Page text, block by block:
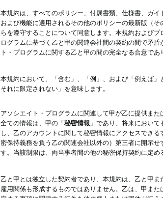
本規約は、すべてのポリシー、付属書類、仕様書、ガ
および機能に適用されるその他のポリシーの最新版（
らを遵守することについて同意します。本規約および
ログラムに基づく乙と甲の関連会社間の契約の間で矛
ト・プログラムに関する乙と甲の間の完全なる合意で
本規約において、「含む」、「例」、および「例えば
それに限定されない」を意味します。
アソシエイト・プログラムに関連して甲が乙に提供ま
全ての情報は、甲の「秘密情報 」であり、将来におい
し、乙のアカウントに関して秘密情報にアクセスでき
密保持義務を負う乙の関連会社以外の）第三者に開示
す。当該制限は、両当事者間の他の秘密保持契約に定
乙と甲とは独立した契約者であり、本規約は、乙と甲
雇用関係も形成するものではありません。乙は、甲ま